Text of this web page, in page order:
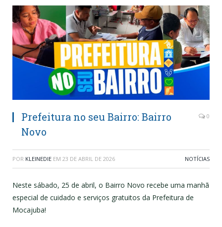
Prefeitura no seu Bairro: Bairro
Novo
0
POR KLEINEDIE EM 23 DE ABRIL DE 2026 NOTÍCIAS
Neste sábado, 25 de abril, o Bairro Novo recebe uma manhã
especial de cuidado e serviços gratuitos da Prefeitura de
Mocajuba!